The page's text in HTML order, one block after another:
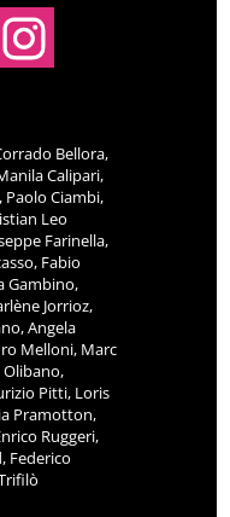
Bellora,
Calipari,
Paolo Ciambi,
Leo
Farinella,
Fabio
Gambino,
Jorrioz,
Angela
Melloni, Marc
Pitti, Loris
Pramotton,
Ruggeri,
Federico